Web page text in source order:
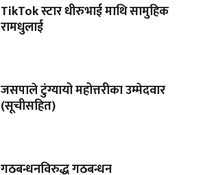
TikTok स्टार धीरुभाई माथि सामुहिक
रामधुलाई
जसपाले टुंग्यायो महोत्तरीका उम्मेदवार
(सूचीसहित)
गठबन्धनविरुद्ध गठबन्धन